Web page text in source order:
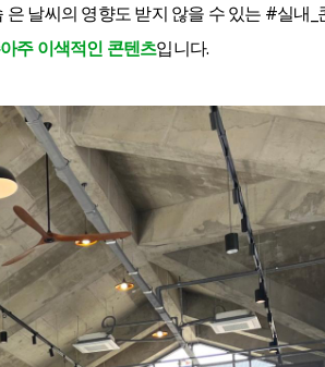
날씨의 영향도 받지 않을 수 있는 #실내_
주 이색적인 콘텐츠입니다.